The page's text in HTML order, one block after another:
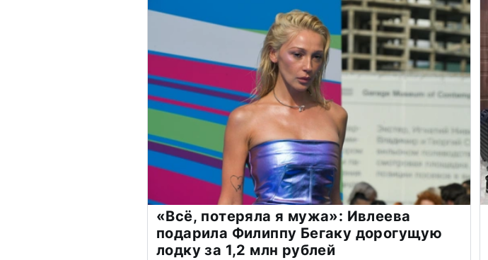
«Всё, потеряла я мужа»: Ивлеева
подарила Филиппу Бегаку дорогущую
лодку за 1,2 млн рублей